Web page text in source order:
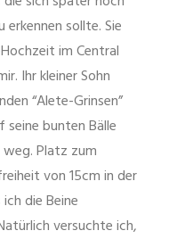
sollte. Sie
im Central
Ihr kleiner Sohn
“Alete-Grinsen”
bunten Bälle
Platz zum
von 15cm in der
die Beine
versuchte ich,